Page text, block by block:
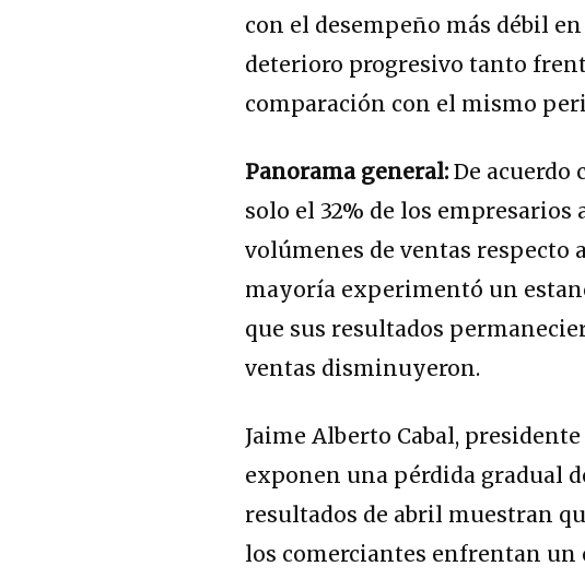
con el desempeño más débil
deterioro progresivo tanto
comparación con el mismo
Panorama general:De acuerdo
solo el 32% de los
volúmenes de ventas respecto
mayoría experimentó un
que sus resultados
ventas disminuyeron.
Jaime Alberto Cabal,
exponen una pérdida gradual
resultados de abril muestran
los comerciantes enfrentan